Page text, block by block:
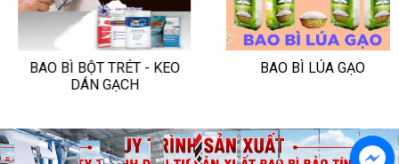
BAO BÌ BỘT TRÉT - KEO
DÁN GẠCH
BAO BÌ LÚA GẠO